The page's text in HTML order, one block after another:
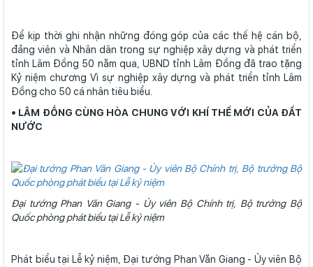
Để kịp thời ghi nhận những đóng góp của các thế hệ cán bộ,
đảng viên và Nhân dân trong sự nghiệp xây dựng và phát triển
tỉnh Lâm Đồng 50 năm qua, UBND tỉnh Lâm Đồng đã trao tặng
Kỷ niệm chương Vì sự nghiệp xây dựng và phát triển tỉnh Lâm
Đồng cho 50 cá nhân tiêu biểu.
• LÂM ĐỒNG CÙNG HÒA CHUNG VỚI KHÍ THẾ MỚI CỦA ĐẤT
NƯỚC
Đại tướng Phan Văn Giang - Ủy viên Bộ Chính trị, Bộ trưởng Bộ
Quốc phòng phát biểu tại Lễ kỷ niệm
Phát biểu tại Lễ kỷ niệm, Đại tướng Phan Văn Giang - Ủy viên Bộ